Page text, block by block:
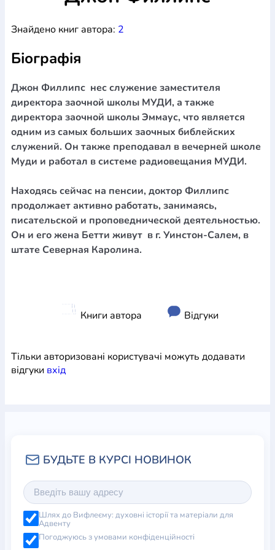
Шлюб і сім`я
Юдаїзм
ПеріодикаАудіо Ручки кулькові
БлокнотиЩоденники / щотижневики
Навчальні мапиШкіряні виробиМагніти Металеві
виробиМіні-лампиНаклейки Настільні ігри Пакети
подарункові Плакати Пластмасові виробиХустки
Подарункові картки Розвиваючі ігри РепринтиСвічки
Фотокартини
Головні убори
Календарі
Канцелярскі товари
Комп`ютерні ігри
Листівки Сувенирна продукціяГодинники Пазли
Книга в комплекті
За додатковою інформацією дзвоніть за номером:
(097) 880-6379
Ми у Facebook
Знайдено книг автора: 2
Біографія
Джон Филлипс нес служение заместителя
директора заочной школы МУДИ, а также
директора заочной школы Эммаус, что является
одним из самых больших заочных библейских
служений. Он также преподавал в вечерней школе
Муди и работал в системе радиовещания МУДИ.
Находясь сейчас на пенсии, доктор Филлипс
продолжает активно работать, занимаясь,
писательской и проповеднической деятельностью.
Он и его жена Бетти живут в г. Уинстон-Салем, в
штате Северная Каролина.
Книги автора Відгуки
Тільки авторизовані користувачі можуть додавати
відгуки вхiд
Шлях до Вифлеєму: духовні історії та матеріали для
Адвенту
Погоджуюсь з умовами конфіденційності